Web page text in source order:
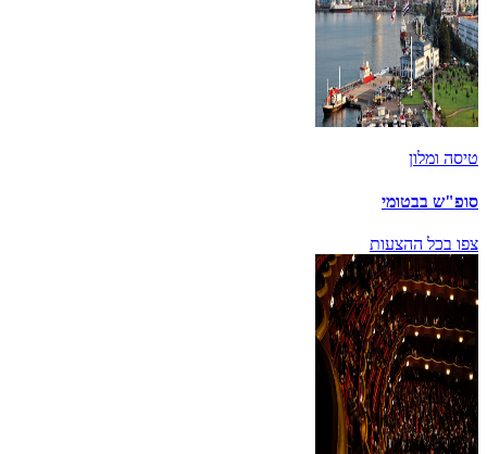
טיסה ומלון
סופ"ש בבטומי
צפו בכל ההצעות